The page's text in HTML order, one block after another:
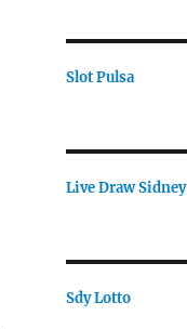
Slot Pulsa
Live Draw Sidney
Sdy Lotto